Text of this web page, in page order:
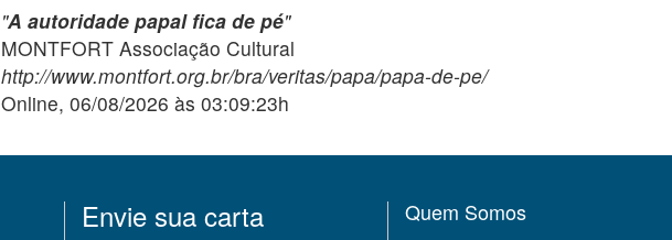
"A autoridade papal fica de pé"
MONTFORT Associação Cultural
http://www.montfort.org.br/bra/veritas/papa/papa-de-pe/
Online, 06/08/2026 às 03:09:23h
Envie sua carta Quem Somos